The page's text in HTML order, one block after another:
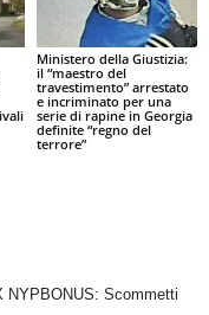
Ministero della Giustizia:
il “maestro del
travestimento” arrestato
e incriminato per una
serie di rapine in Georgia
definite “regno del
terrore”
NYPBONUS: Scommetti